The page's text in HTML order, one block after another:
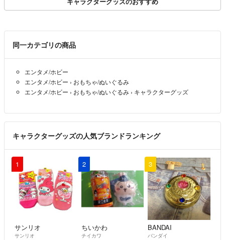
同一カテゴリの商品
エンタメ/ホビー
エンタメ/ホビー › おもちゃ/ぬいぐるみ
エンタメ/ホビー › おもちゃ/ぬいぐるみ › キャラクターグッズ
キャラクターグッズの人気ブランドランキング
1
サンリオ
サンリオ
2
ちいかわ
チイカワ
3
BANDAI
バンダイ